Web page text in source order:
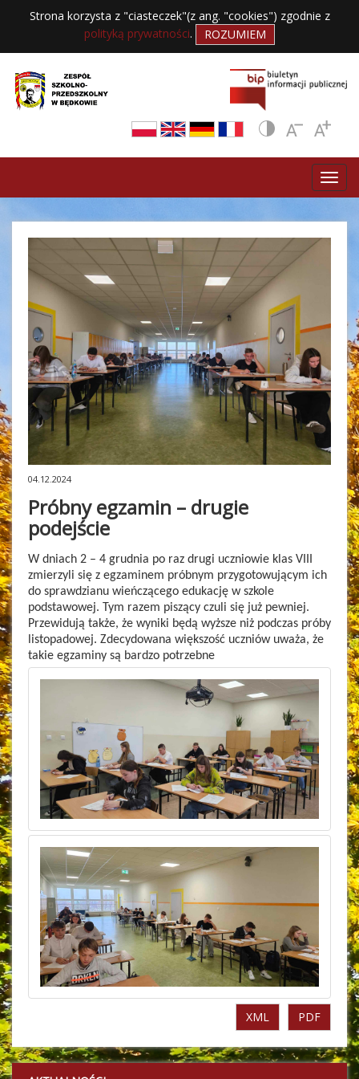
Strona korzysta z "ciasteczek"(z ang. "cookies") zgodnie z
polityką prywatności. ROZUMIEM
04.12.2024
Próbny egzamin – drugie
podejście
W dniach 2 – 4 grudnia po raz drugi uczniowie klas VIII
zmierzyli się z egzaminem próbnym przygotowującym ich
do sprawdzianu wieńczącego edukację w szkole
podstawowej. Tym razem piszący czuli się już pewniej.
Przewidują także, że wyniki będą wyższe niż podczas próby
listopadowej. Zdecydowana większość uczniów uważa, że
takie egzaminy są bardzo potrzebne
PDF
XML